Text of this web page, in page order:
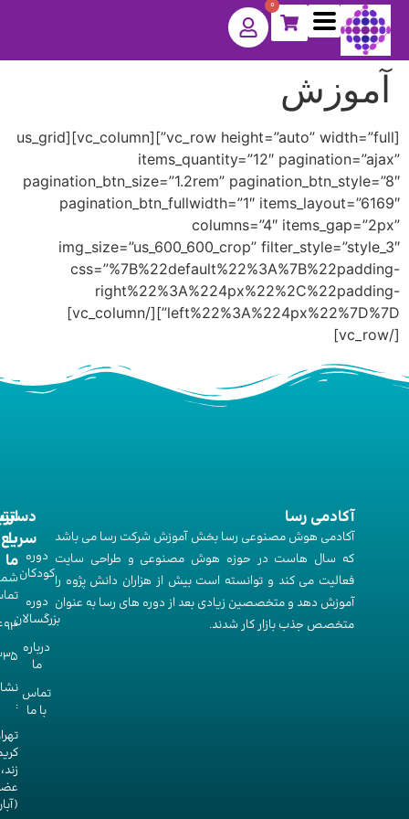
0
آموزش
[vc_row height=”auto” width=”full”][vc_column][us_grid
items_quantity=”12″ pagination=”ajax”
pagination_btn_size=”1.2rem” pagination_btn_style=”8″
pagination_btn_fullwidth=”1″ items_layout=”6169″
columns=”4″ items_gap=”2px”
img_size=”us_600_600_crop” filter_style=”style_3″
css=”%7B%22default%22%3A%7B%22padding-
right%22%3A%224px%22%2C%22padding-
left%22%3A%224px%22%7D%7D”][/vc_column]
[/vc_row]
آکادمی رسا
آکادمی هوش مصنوعی رسا بخش آموزش شرکت رسا می باشد
که سال هاست در حوزه هوش مصنوعی و طراحی سایت
فعالیت می کند و توانسته است بیش از هزاران دانش پژوه را
آموزش دهد و متخصصین زیادی بعد از دوره های رسا به عنوان
متخصص جذب بازار کار شدند.
سریع
دوره‌
کودکان
دوره‌
بزرگسالان
درباره
ما
تماس
با ما
با
ما
:
زند،